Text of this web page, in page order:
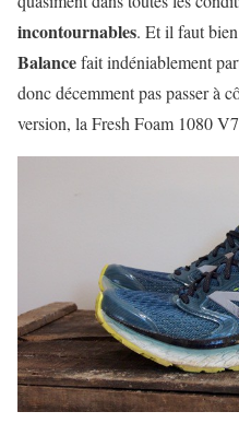
incontournables. Et il faut
Balancefait indéniablement
donc décemment pas passer à
version, la Fresh Foam 1080